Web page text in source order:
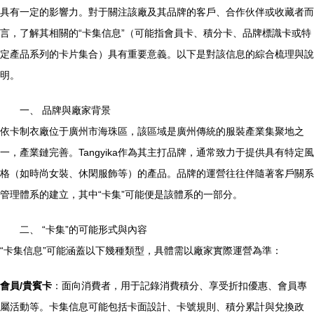
具有一定的影響力。對于關注該廠及其品牌的客戶、合作伙伴或收藏者而
言，了解其相關的“卡集信息”（可能指會員卡、積分卡、品牌標識卡或特
定產品系列的卡片集合）具有重要意義。以下是對該信息的綜合梳理與說
明。
一、 品牌與廠家背景
依卡制衣廠位于廣州市海珠區，該區域是廣州傳統的服裝產業集聚地之
一，產業鏈完善。Tangyika作為其主打品牌，通常致力于提供具有特定風
格（如時尚女裝、休閑服飾等）的產品。品牌的運營往往伴隨著客戶關系
管理體系的建立，其中“卡集”可能便是該體系的一部分。
二、 “卡集”的可能形式與內容
“卡集信息”可能涵蓋以下幾種類型，具體需以廠家實際運營為準：
會員/貴賓卡 ：面向消費者，用于記錄消費積分、享受折扣優惠、會員專
屬活動等。卡集信息可能包括卡面設計、卡號規則、積分累計與兌換政